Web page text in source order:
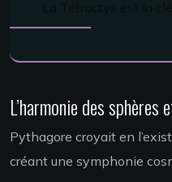
L’harmonie des
Pythagore croyait en
créant une symphonie